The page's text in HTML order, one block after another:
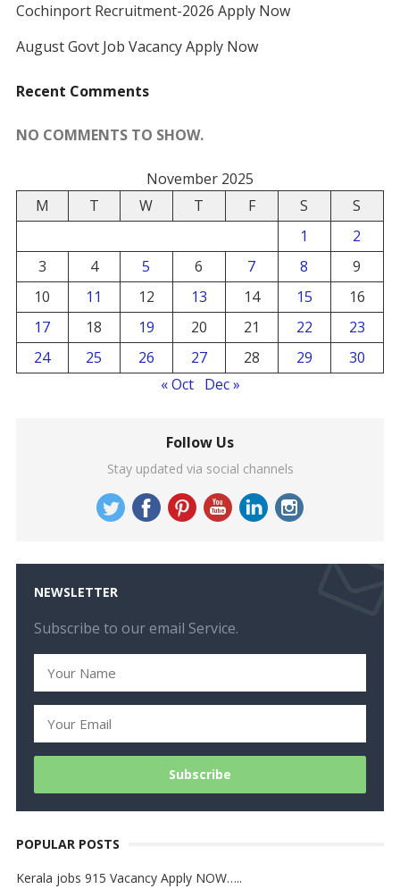
Cochinport Recruitment-2026 Apply Now
August Govt Job Vacancy Apply Now
Recent Comments
NO COMMENTS TO SHOW.
November 2025
M
T W T F S
S
1
2
3
4 5 6 7 8
9
10
11 12 13 14 15
16
17
18 19 20 21 22
23
24
25 26 27 28 29
30
« Oct
Dec »
Follow Us
Stay updated via social channels
NEWSLETTER
Subscribe to our email Service.
POPULAR POSTS
Kerala jobs 915 Vacancy Apply NOW…..